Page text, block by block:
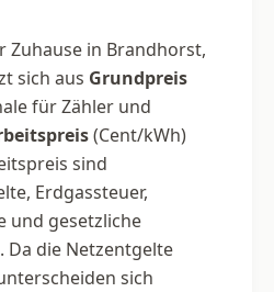
Zuhause in Brandhorst,
sich aus Grundpreis
für Zähler und
(Cent/kWh)
sind
Erdgassteuer,
und gesetzliche
Da die Netzentgelte
sich